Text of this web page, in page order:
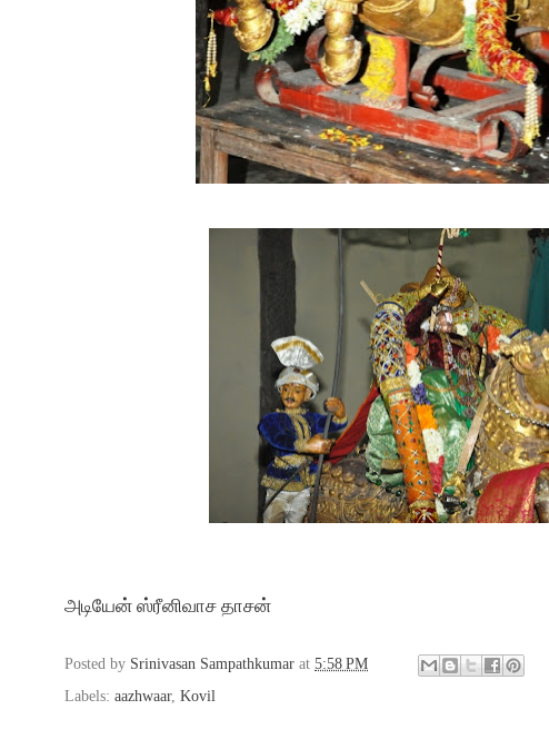
அடியேன் ஸ்ரீனிவாச தாசன்
Posted by Srinivasan Sampathkumar at 5:58 PM
Labels: aazhwaar, Kovil